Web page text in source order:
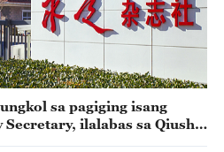
sa pagiging isang
ilalabas sa Qiushi